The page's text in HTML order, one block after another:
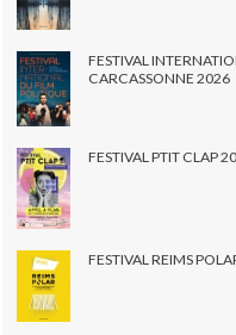
FESTIVAL
CARCASSONNE 2026
FESTIVAL PTIT CLAP
FESTIVAL REIMS